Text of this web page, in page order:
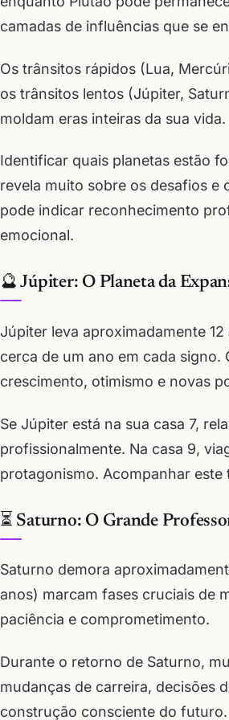
camadas de influências que se
Os trânsitos rápidos (Lua,
os trânsitos lentos (Júpiter,
moldam eras inteiras da sua vida.
Identificar quais planetas estão
revela muito sobre os desafios
pode indicar reconhecimento
emocional.
🔮 Júpiter: O Planeta da
Júpiter leva aproximadamente
cerca de um ano em cada
crescimento, otimismo e novas
Se Júpiter está na sua casa 7,
profissionalmente. Na casa 9,
protagonismo. Acompanhar
⏳ Saturno: O Grande
Saturno demora
anos) marcam fases cruciais de
paciência e comprometimento.
Durante o retorno de Saturno,
mudanças de carreira, decisões
construção consciente do futuro.